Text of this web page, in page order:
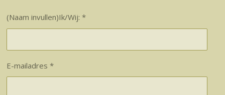
(Naam invullen)Ik/Wij: *
E-mailadres *